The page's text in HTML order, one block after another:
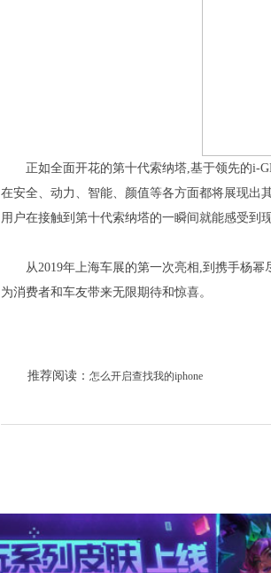
正如全面开花的第十代索纳塔,基于领先的i-
在安全、动力、智能、颜值等各方面都将展现出
用户在接触到第十代索纳塔的一瞬间就能感受到
从2019年上海车展的第一次亮相,到携手杨
为消费者和车友带来无限期待和惊喜。
推荐阅读： 怎么开启查找我的iphone